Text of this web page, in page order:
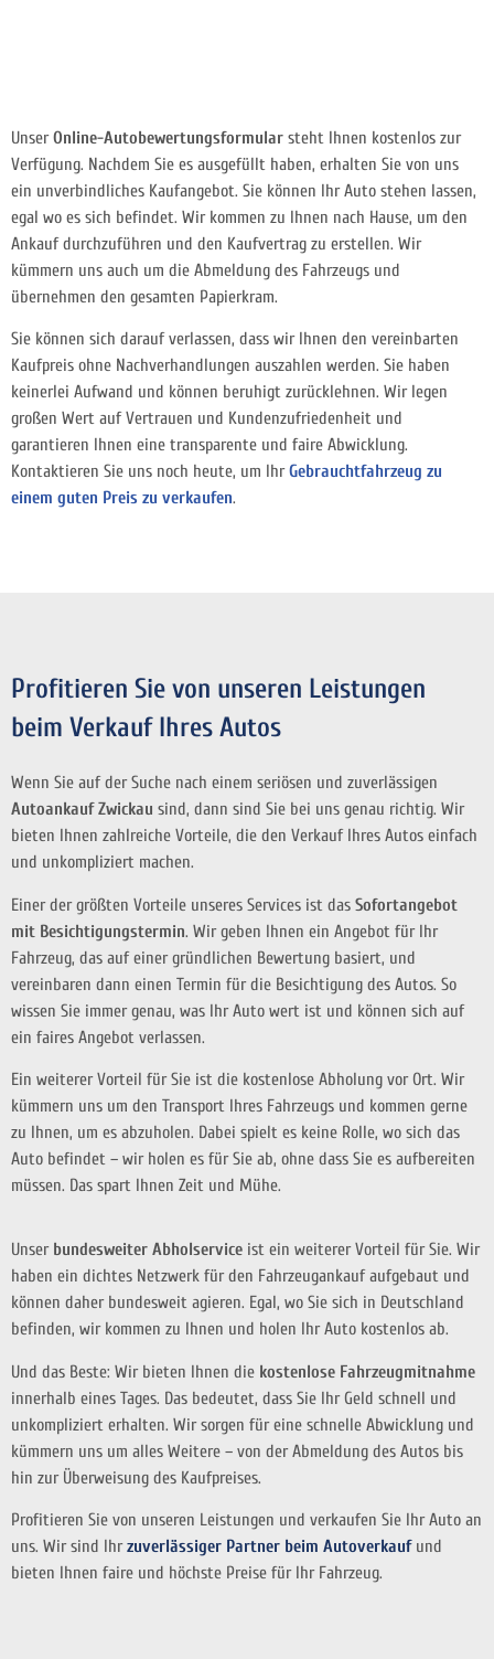
UnserOnline-Autobewertungsformular steht Ihnen kostenlos zur
Verfügung. Nachdem Sie es ausgefüllt haben, erhalten Sie von uns
ein unverbindliches Kaufangebot. Sie können Ihr Auto stehen lassen,
egal wo es sich befindet. Wir kommen zu Ihnen nach Hause, um den
Ankauf durchzuführen und den Kaufvertrag zu erstellen. Wir
kümmern uns auch um die Abmeldung des Fahrzeugs und
übernehmen den gesamten Papierkram.
Sie können sich darauf verlassen, dass wir Ihnen den vereinbarten
Kaufpreis ohne Nachverhandlungen auszahlen werden. Sie haben
keinerlei Aufwand und können beruhigt zurücklehnen. Wir legen
großen Wert auf Vertrauen und Kundenzufriedenheit und
garantieren Ihnen eine transparente und faire Abwicklung.
Kontaktieren Sie uns noch heute, um IhrGebrauchtfahrzeug zu
einem guten Preis zu verkaufen.
Profitieren Sie von unseren Leistungen
beim Verkauf Ihres Autos
Wenn Sie auf der Suche nach einem seriösen und zuverlässigen
Autoankauf Zwickau sind, dann sind Sie bei uns genau richtig. Wir
bieten Ihnen zahlreiche Vorteile, die den Verkauf Ihres Autos einfach
und unkompliziert machen.
Einer der größten Vorteile unseres Services ist das Sofortangebot
mit Besichtigungstermin. Wir geben Ihnen ein Angebot für Ihr
Fahrzeug, das auf einer gründlichen Bewertung basiert, und
vereinbaren dann einen Termin für die Besichtigung des Autos. So
wissen Sie immer genau, was Ihr Auto wert ist und können sich auf
ein faires Angebot verlassen.
Ein weiterer Vorteil für Sie ist die kostenlose Abholung vor Ort. Wir
kümmern uns um den Transport Ihres Fahrzeugs und kommen gerne
zu Ihnen, um es abzuholen. Dabei spielt es keine Rolle, wo sich das
Auto befindet – wir holen es für Sie ab, ohne dass Sie es aufbereiten
müssen. Das spart Ihnen Zeit und Mühe.
Unser bundesweiter Abholservice ist ein weiterer Vorteil für Sie. Wir
haben ein dichtes Netzwerk für den Fahrzeugankauf aufgebaut und
können daher bundesweit agieren. Egal, wo Sie sich in Deutschland
befinden, wir kommen zu Ihnen und holen Ihr Auto kostenlos ab.
Und das Beste: Wir bieten Ihnen die kostenlose Fahrzeugmitnahme
innerhalb eines Tages. Das bedeutet, dass Sie Ihr Geld schnell und
unkompliziert erhalten. Wir sorgen für eine schnelle Abwicklung und
kümmern uns um alles Weitere – von der Abmeldung des Autos bis
hin zur Überweisung des Kaufpreises.
Profitieren Sie von unseren Leistungen und verkaufen Sie Ihr Auto an
uns. Wir sind Ihrzuverlässiger Partner beim Autoverkaufund
bieten Ihnen faire und höchste Preise für Ihr Fahrzeug.